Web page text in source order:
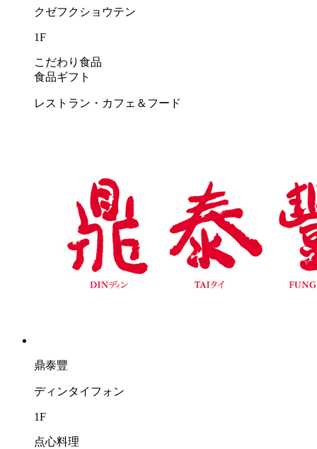
クゼフクショウテン
1F
こだわり食品
食品ギフト
レストラン・カフェ＆フード
鼎泰豐
ディンタイフォン
1F
点心料理